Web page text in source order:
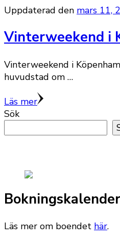
Uppdaterad den mars 11,
Vinterweekend i
Vinterweekend i
huvudstad om …
Läs mer
Sök
Läs mer om boendet här.